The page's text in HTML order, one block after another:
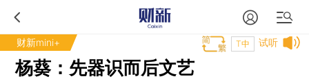
财新mini+ 试听
T中
杨葵：先器识而后文艺